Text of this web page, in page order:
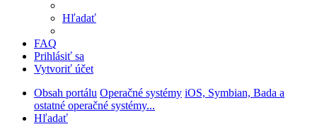
Hľadať
FAQ
Prihlásiť sa
Vytvoriť účet
Obsah portálu Operačné systémy iOS, Symbian, Bada a
ostatné operačné systémy...
Hľadať